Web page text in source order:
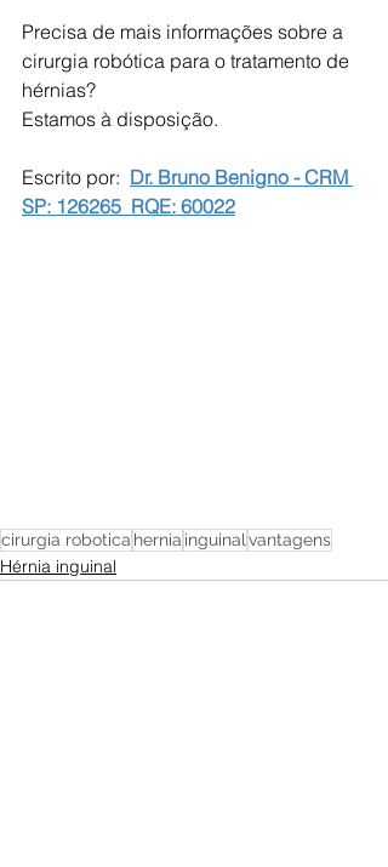
Precisa de mais informações sobre a
cirurgia robótica para o tratamento de
hérnias?
Estamos à disposição.
Escrito por: Dr. Bruno Benigno - CRM
SP: 126265  RQE: 60022
cirurgia robotica hernia inguinal vantagens
Hérnia inguinal